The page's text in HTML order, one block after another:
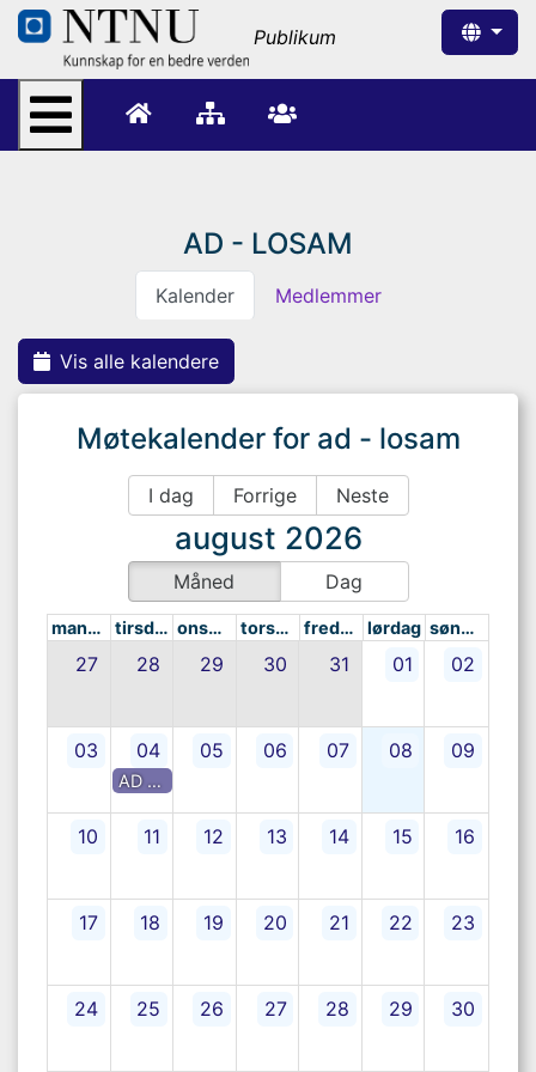
Publikum
AD - LOSAM
Kalender Medlemmer
Vis alle kalendere
Møtekalender for ad - losam
I dag Forrige Neste
august 2026
Måned Dag
mandag tirsdag onsdag torsdag fredag lørdag søndag
27 28 29 30 31 01 02
03 04 05 06 07 08 09
AD - LOSAM
10 11 12 13 14 15 16
17 18 19 20 21 22 23
24 25 26 27 28 29 30